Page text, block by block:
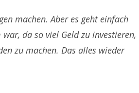
machen. Aber es geht einfach
da so viel Geld zu investieren,
zu machen. Das alles wieder